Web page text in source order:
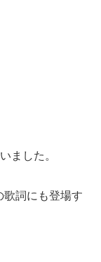
ました。
歌詞にも登場す